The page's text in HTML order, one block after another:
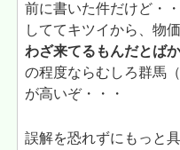
前に書いた件だけど・
しててキツイから、物
わざ来てるもんだとば
の程度ならむしろ群馬
が高いぞ・・・
誤解を恐れずにもっと